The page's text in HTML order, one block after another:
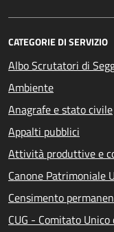
CATEGORIE DI SERVIZIO
Albo Scrutatori di
Ambiente
Anagrafe e stato civile
Appalti pubblici
Attività produttive e
Canone Patrimoniale
Censimento
CUG - Comitato